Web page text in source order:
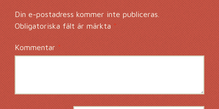
Din e-postadress kommer inte publiceras.
Obligatoriska fält är märkta*
Kommentar*